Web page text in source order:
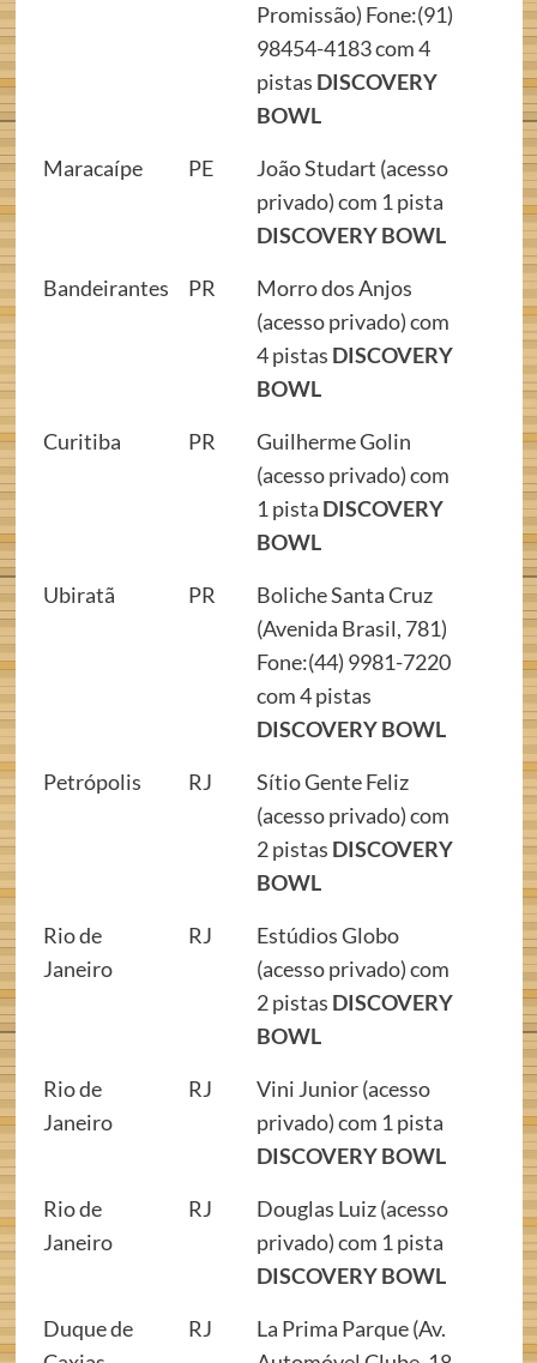
Promissão) Fone:(91)
98454-4183 com 4
pistas DISCOVERY
BOWL
Maracaípe
PE
João Studart (acesso
privado) com 1 pista
DISCOVERY BOWL
Bandeirantes
PR
Morro dos Anjos
(acesso privado) com
4 pistas DISCOVERY
BOWL
Curitiba
PR
Guilherme Golin
(acesso privado) com
1 pista DISCOVERY
BOWL
Ubiratã
PR
Boliche Santa Cruz
(Avenida Brasil, 781)
Fone:(44) 9981-7220
com 4 pistas
DISCOVERY BOWL
Petrópolis
RJ
Sítio Gente Feliz
(acesso privado) com
2 pistas DISCOVERY
BOWL
Rio de
Janeiro
RJ
Estúdios Globo
(acesso privado) com
2 pistas DISCOVERY
BOWL
Rio de
Janeiro
RJ
Vini Junior (acesso
privado) com 1 pista
DISCOVERY BOWL
Rio de
Janeiro
RJ
Douglas Luiz (acesso
privado) com 1 pista
DISCOVERY BOWL
Duque de
RJ
La Prima Parque (Av.